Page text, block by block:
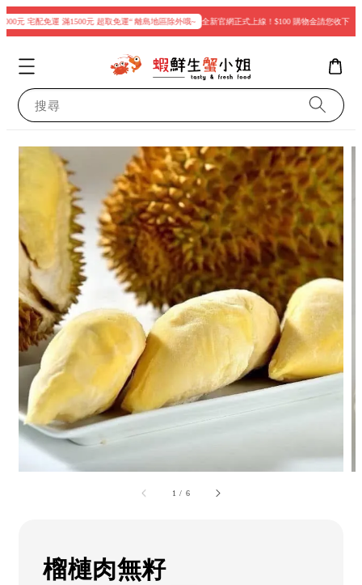
元 宅配免運 滿1500元 超取免運“ 離島地區除外哦~ 全新官網正式上線！$100 購物金請您收下
搜尋
1 / 6
榴槤肉無籽